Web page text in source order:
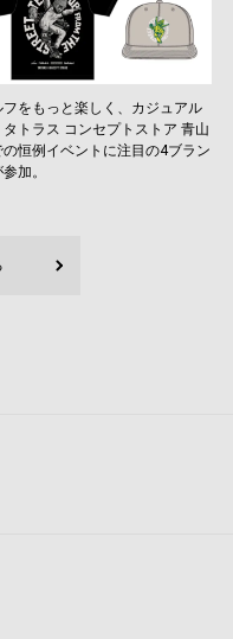
フをもっと楽しく、カジュアル
タトラス コンセプトストア ⻘山
の恒例イベントに注目の4ブラン
参加。